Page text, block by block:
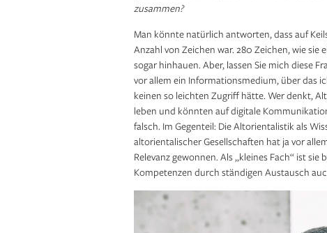
zusammen?
Man könnte natürlich antworten, dass auf
Anzahl von Zeichen war. 280 Zeichen, wie
sogar hinhauen. Aber, lassen Sie mich diese
vor allem ein Informationsmedium, über das
keinen so leichten Zugriff hätte. Wer denkt,
leben und könnten auf digitale
falsch. Im Gegenteil: Die Altorientalistik als
altorientalischer Gesellschaften hat ja vor
Relevanz gewonnen. Als „kleines Fach“ ist
Kompetenzen durch ständigen Austausch